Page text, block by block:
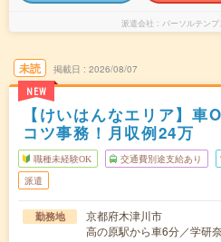
派遣会社 パーソルテン
未読
NEW
掲載日 2026/08/07
【けいはんなエリア】車
コツ事務！月収例24万
職種未経験OK 交通費別途支給あり
派遣
勤務地
京都府木津川市
高の原駅から車6分／学研